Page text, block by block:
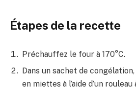
Étapes de la recette
Préchauffez le four à 170°C.
Dans un sachet de
en miettes à l’aide d’un